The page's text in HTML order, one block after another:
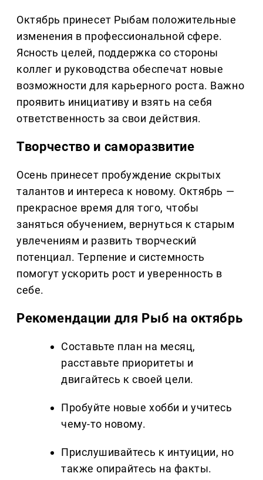
Октябрь принесет Рыбам положительные
изменения в профессиональной сфере.
Ясность целей, поддержка со стороны
коллег и руководства обеспечат новые
возможности для карьерного роста. Важно
проявить инициативу и взять на себя
ответственность за свои действия.
Творчество и саморазвитие
Осень принесет пробуждение скрытых
талантов и интереса к новому. Октябрь —
прекрасное время для того, чтобы
заняться обучением, вернуться к старым
увлечениям и развить творческий
потенциал. Терпение и системность
помогут ускорить рост и уверенность в
себе.
Рекомендации для Рыб на октябрь
Составьте план на месяц,
расставьте приоритеты и
двигайтесь к своей цели.
Пробуйте новые хобби и учитесь
чему-то новому.
Прислушивайтесь к интуиции, но
также опирайтесь на факты.